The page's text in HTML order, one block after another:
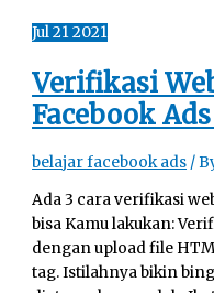
Jul212021
Verifikasi
Facebook
belajar facebook ads /
Ada 3 cara verifikasi
bisa Kamu lakukan:
dengan upload file
tag. Istilahnya bikin